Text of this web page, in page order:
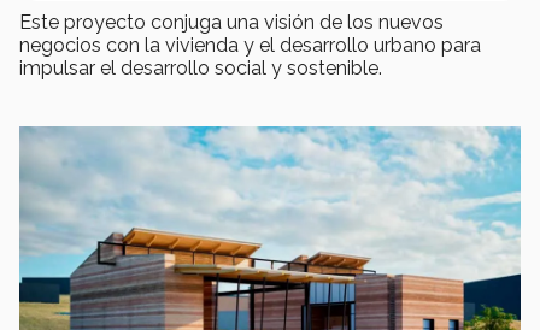
Este proyecto conjuga una visión de los nuevos
negocios con la vivienda y el desarrollo urbano para
impulsar el desarrollo social y sostenible.